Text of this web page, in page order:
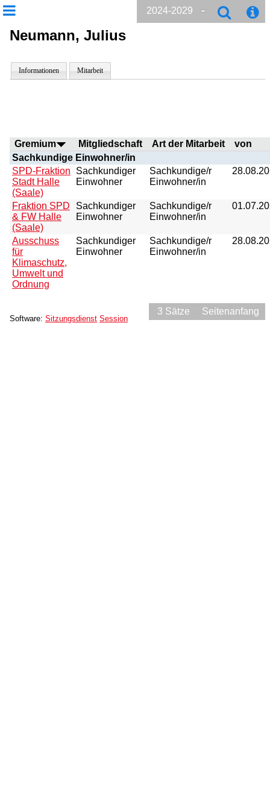
2024-2029
Neumann, Julius
Informationen Mitarbeit
Gremium Mitgliedschaft Art der Mitarbeit
von
Sachkundige Einwohner/in
SPD-Fraktion
Stadt Halle
(Saale)
Sachkundiger
Einwohner
Sachkundige/r
Einwohner/in
Fraktion SPD
& FW Halle
(Saale)
Sachkundiger
Einwohner
Sachkundige/r
Einwohner/in
Ausschuss
für
Klimaschutz,
Umwelt und
Ordnung
Sachkundiger
Einwohner
Sachkundige/r
Einwohner/in
3 Sätze Seitenanfang
Software: Sitzungsdienst Session